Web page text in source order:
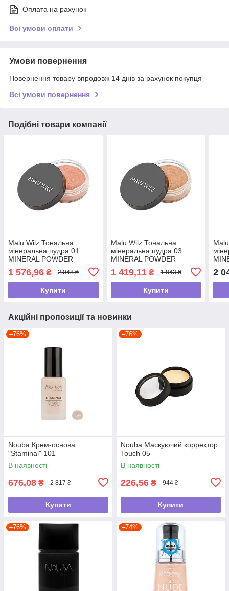
Оплата на рахунок
Всі умови оплати
Умови повернення
Повернення товару впродовж 14 днів за рахунок покупця
Всі умови повернення
Подібні товари компанії
Malu Wilz Тональна
мінеральна пудра 01
MINERAL POWDER
FOUNDATION , 15 г (шт.)
1 576,96 ₴ 2 048 ₴
Купити
Malu Wilz Тональна
мінеральна пудра 03
MINERAL POWDER
FOUNDATION ,15 г (шт.)
1 419,11₴ 1 843 ₴
Купити
2
Акційні пропозиції та новинки
–76%
Nouba Крем-основа
"Staminal" 101
В наявності
676,08 ₴ 2 817 ₴
Купити
–76%
Nouba Маскуючий корректор
Touch 05
В наявності
226,56 ₴ 944 ₴
Купити
–76% –74%